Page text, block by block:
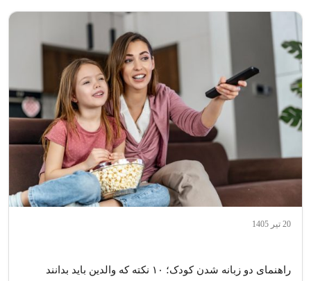
20 تیر 1405
راهنمای دو زبانه شدن کودک؛ ۱۰ نکته که والدین باید بدانند